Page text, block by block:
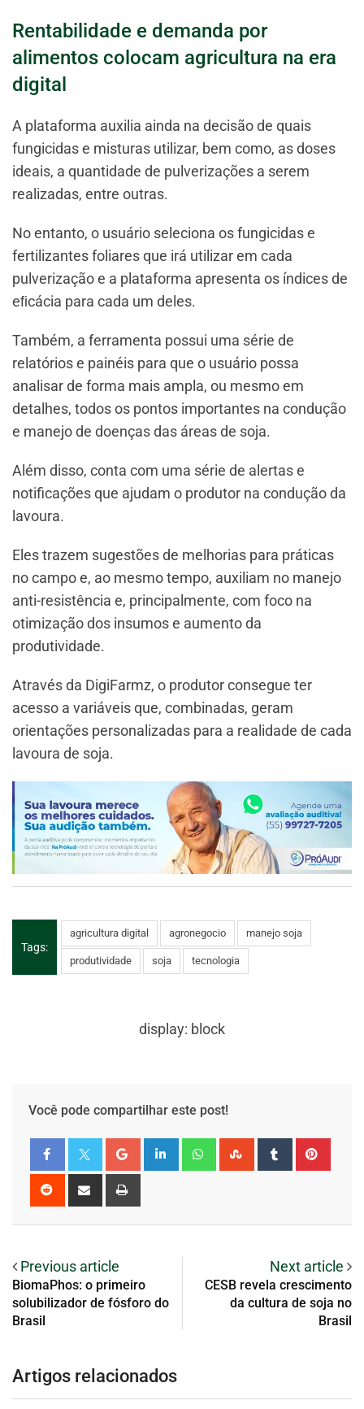
Rentabilidade e demanda por
alimentos colocam agricultura na era
digital
A plataforma auxilia ainda na decisão de quais
fungicidas e misturas utilizar, bem como, as doses
ideais, a quantidade de pulverizações a serem
realizadas, entre outras.
No entanto, o usuário seleciona os fungicidas e
fertilizantes foliares que irá utilizar em cada
pulverização e a plataforma apresenta os índices de
eﬁcácia para cada um deles.
Também, a ferramenta possui uma série de
relatórios e painéis para que o usuário possa
analisar de forma mais ampla, ou mesmo em
detalhes, todos os pontos importantes na condução
e manejo de doenças das áreas de soja.
Além disso, conta com uma série de alertas e
notificações que ajudam o produtor na condução da
lavoura.
Eles trazem sugestões de melhorias para práticas
no campo e, ao mesmo tempo, auxiliam no manejo
anti-resistência e, principalmente, com foco na
otimização dos insumos e aumento da
produtividade.
Através da DigiFarmz, o produtor consegue ter
acesso a variáveis que, combinadas, geram
orientações personalizadas para a realidade de cada
lavoura de soja.
Tags:
agricultura digital agronegocio manejo soja
produtividade soja tecnologia
display: block
Você pode compartilhar este post!
Previous article
BiomaPhos: o primeiro
solubilizador de fósforo do
Brasil
Next article
CESB revela crescimento
da cultura de soja no
Brasil
Artigos relacionados